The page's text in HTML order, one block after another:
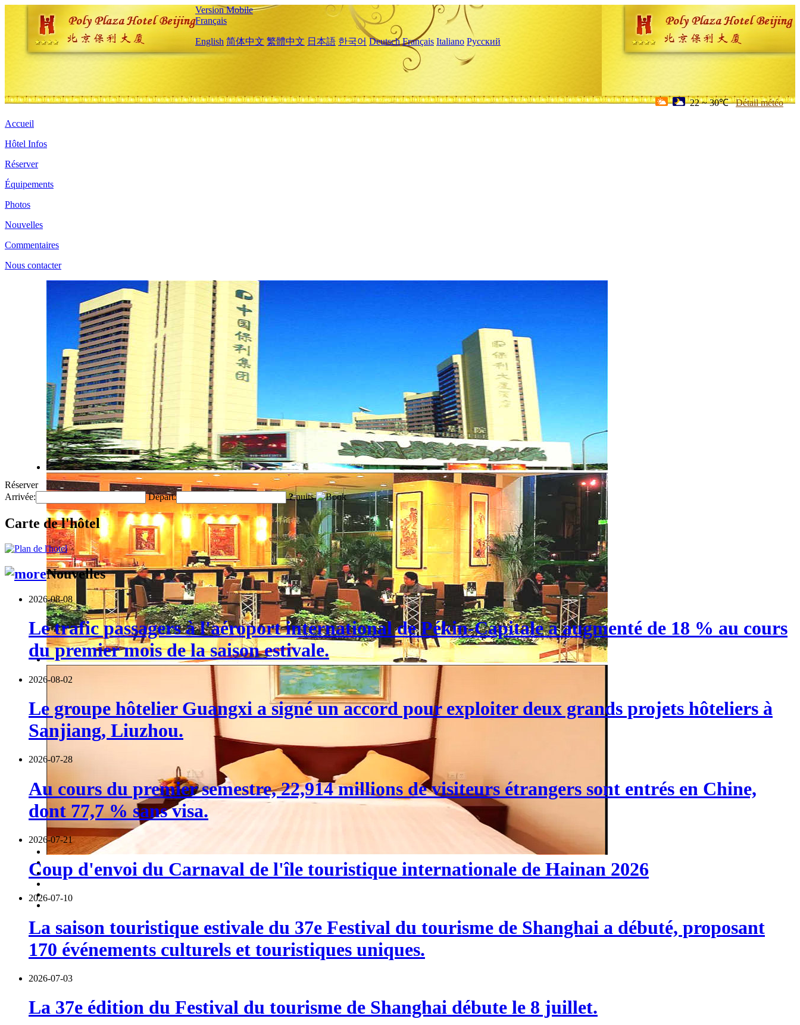
Version Mobile
Français
English 简体中文 繁體中文 日本語 한국어 Deutsch Français Italiano Русский
22 ~ 30℃ Détail météo
Accueil
Hôtel Infos
Réserver
Équipements
Photos
Nouvelles
Commentaires
Nous contacter
Réserver
Arrivée:
Départ: ?nuits
Carte de l'hôtel
Nouvelles
2026-08-08
Le trafic passagers à l'aéroport international de Pékin-Capitale a augmenté de 18 % au cours
du premier mois de la saison estivale.
2026-08-02
Le groupe hôtelier Guangxi a signé un accord pour exploiter deux grands projets hôteliers à
Sanjiang, Liuzhou.
2026-07-28
Au cours du premier semestre, 22,914 millions de visiteurs étrangers sont entrés en Chine,
dont 77,7 % sans visa.
2026-07-21
Coup d'envoi du Carnaval de l'île touristique internationale de Hainan 2026
2026-07-10
La saison touristique estivale du 37e Festival du tourisme de Shanghai a débuté, proposant
170 événements culturels et touristiques uniques.
2026-07-03
La 37e édition du Festival du tourisme de Shanghai débute le 8 juillet.